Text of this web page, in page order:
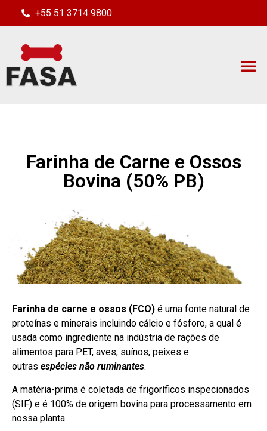
+55 51 3714 9800
Farinha de Carne e Ossos
Bovina (50% PB)
Farinha de carne e ossos (FCO) é uma fonte natural de
proteínas e minerais incluindo cálcio e fósforo, a qual é
usada como ingrediente na indústria de rações de
alimentos para PET, aves, suínos, peixes e
outras espécies não ruminantes.
A matéria-prima é coletada de frigoríficos inspecionados
(SIF) e é 100% de origem bovina para processamento em
nossa planta.